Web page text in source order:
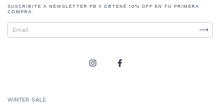
SUSCRIBITE A NEWSLETTER PB Y OBTENÉ 10% OFF EN TU PRIMERA
COMPRA.
WINTER SALE